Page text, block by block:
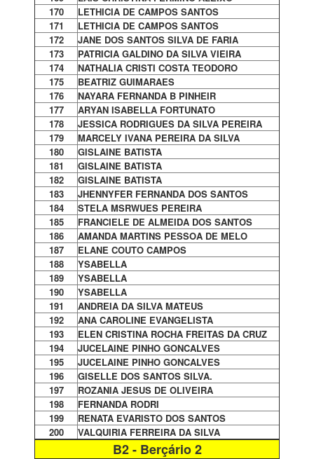
170
LETHICIA DE CAMPOS SANTOS
171
LETHICIA DE CAMPOS SANTOS
172
JANE DOS SANTOS SILVA DE FARIA
173
PATRICIA GALDINO DA SILVA VIEIRA
174
NATHALIA CRISTI COSTA TEODORO
175
BEATRIZ GUIMARAES
176
NAYARA FERNANDA B PINHEIR
177
ARYAN ISABELLA FORTUNATO
178
JESSICA RODRIGUES DA SILVA PEREIRA
179
MARCELY IVANA PEREIRA DA SILVA
180
GISLAINE BATISTA
181
GISLAINE BATISTA
182
GISLAINE BATISTA
183
JHENNYFER FERNANDA DOS SANTOS
184
STELA MSRWUES PEREIRA
185
FRANCIELE DE ALMEIDA DOS SANTOS
186
AMANDA MARTINS PESSOA DE MELO
187
ELANE COUTO CAMPOS
188
YSABELLA
189
YSABELLA
190
YSABELLA
191
ANDREIA DA SILVA MATEUS
192
ANA CAROLINE EVANGELISTA
193
ELEN CRISTINA ROCHA FREITAS DA CRUZ
194
JUCELAINE PINHO GONCALVES
195
JUCELAINE PINHO GONCALVES
196
GISELLE DOS SANTOS SILVA.
197
ROZANIA JESUS DE OLIVEIRA
198
FERNANDA RODRI
199
RENATA EVARISTO DOS SANTOS
200
VALQUIRIA FERREIRA DA SILVA
B2 - Berçário 2